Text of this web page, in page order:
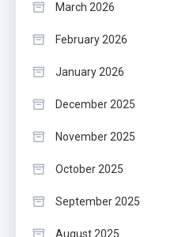
March 2026
February 2026
January 2026
December 2025
November 2025
October 2025
September 2025
August 2025